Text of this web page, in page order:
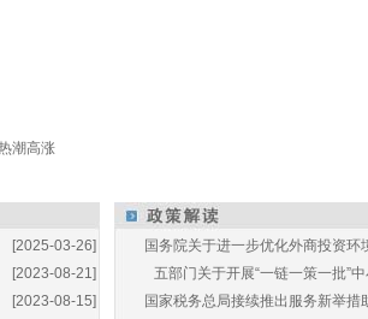
潮高涨
[2025-03-26]
[2023-08-21]
[2023-08-15]
国务院关于进一步优化外商投资环
五部门关于开展“一链一策一批”
国家税务总局接续推出服务新举措